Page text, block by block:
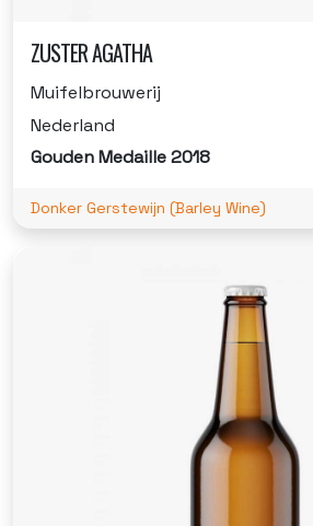
ZUSTER AGATHA
Muifelbrouwerij
Nederland
Gouden Medaille 2018
Donker Gerstewijn (Barley Wine)